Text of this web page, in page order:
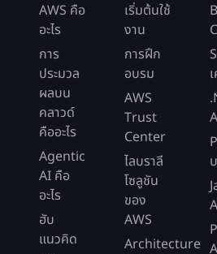
AWS คือ
อะไร
การ
ประมวล
ผลบน
คลาวด์
คืออะไร
Agentic
AI คือ
อะไร
ฮับ
แนวคิด
เริ่มต้นใช้
งาน
การฝึก
อบรม
AWS
Trust
Center
ไลบราลี
โซลูชัน
ของ
AWS
Architecture